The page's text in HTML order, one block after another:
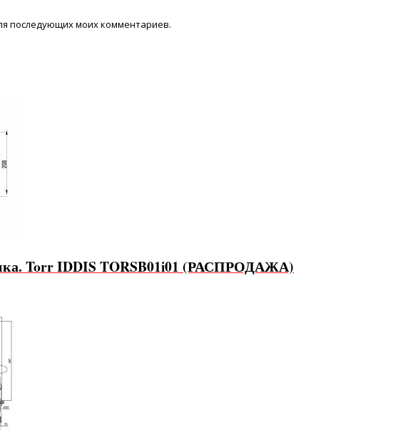
последующих моих комментариев.
Torr IDDIS TORSB01i01 (РАСПРОДАЖА)